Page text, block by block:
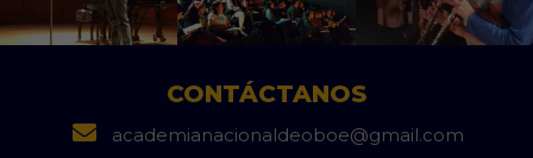
CONTÁCTANOS
academianacionaldeoboe@gmail.com